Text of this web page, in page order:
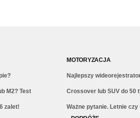
M2? Test
zalet!
MOTORYZACJA
Najlepszy
Crossover lub SUV do 50
Ważne pytanie. Letnie